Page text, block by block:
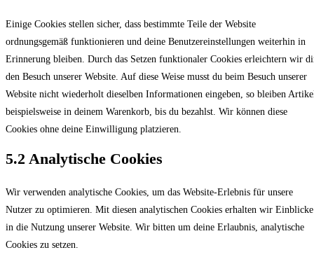
Einige Cookies stellen sicher, dass bestimmte Teile der Website
ordnungsgemäß funktionieren und deine Benutzereinstellungen weiterhin in
Erinnerung bleiben. Durch das Setzen funktionaler Cookies erleichtern wir
den Besuch unserer Website. Auf diese Weise musst du beim Besuch unserer
Website nicht wiederholt dieselben Informationen eingeben, so bleiben
beispielsweise in deinem Warenkorb, bis du bezahlst. Wir können diese
Cookies ohne deine Einwilligung platzieren.
5.2 Analytische Cookies
Wir verwenden analytische Cookies, um das Website-Erlebnis für unsere
Nutzer zu optimieren. Mit diesen analytischen Cookies erhalten wir Einblicke
in die Nutzung unserer Website. Wir bitten um deine Erlaubnis, analytische
Cookies zu setzen.